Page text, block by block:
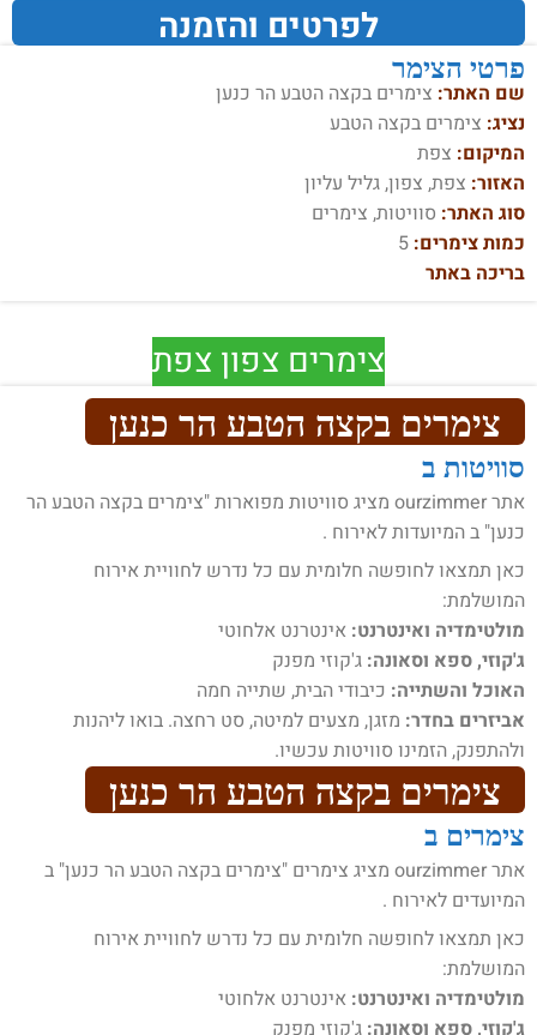
לפרטים והזמנה
פרטי הצימר
שם האתר: צימרים בקצה הטבע הר כנען
נציג: צימרים בקצה הטבע
המיקום: צפת
האזור: צפת, צפון, גליל עליון
סוג האתר: סוויטות, צימרים
כמות צימרים: 5
בריכה באתר
צימרים צפון צפת
צימרים בקצה הטבע הר כנען
סוויטות ב
אתר ourzimmer מציג סוויטות מפוארות "צימרים בקצה הטבע הר
כנען" ב המיועדות לאירוח .
כאן תמצאו לחופשה חלומית עם כל נדרש לחוויית אירוח
המושלמת:
מולטימדיה ואינטרנט: אינטרנט אלחוטי
ג'קוזי, ספא וסאונה: ג'קוזי מפנק
האוכל והשתייה: כיבודי הבית, שתייה חמה
אביזרים בחדר: מזגן, מצעים למיטה, סט רחצה. בואו ליהנות
ולהתפנק, הזמינו סוויטות עכשיו.
צימרים בקצה הטבע הר כנען
צימרים ב
אתר ourzimmer מציג צימרים "צימרים בקצה הטבע הר כנען" ב
המיועדים לאירוח .
כאן תמצאו לחופשה חלומית עם כל נדרש לחוויית אירוח
המושלמת:
מולטימדיה ואינטרנט: אינטרנט אלחוטי
ג'קוזי, ספא וסאונה: ג'קוזי מפנק